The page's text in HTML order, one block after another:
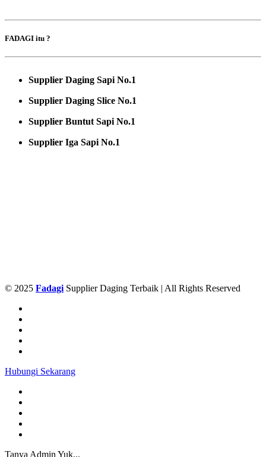
FADAGI itu ?
Supplier Daging Sapi No.1
Supplier Daging Slice No.1
Supplier Buntut Sapi No.1
Supplier Iga Sapi No.1
© 2025 FadagiSupplier Daging Terbaik | All Rights Reserved
Hubungi Sekarang
Tanya Admin Yuk...